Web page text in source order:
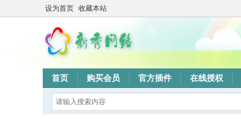
设为首页 收藏本站
首页 购买会员 官方插件 在线授权